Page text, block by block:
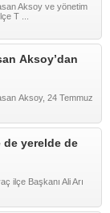
Aksoy ve yönetim
T ...
Aksoy’dan
Aksoy, 24 Temmuz
de yerelde de
ilçe Başkanı Ali Arı